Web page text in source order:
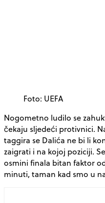
Foto: UEFA
Nogometno ludilo se
čekaju sljedeći protivnici.
taggira se Dalića ne bi li
zaigrati i na kojoj poziciji.
osmini finala bitan faktor
minuti, taman kad smo u